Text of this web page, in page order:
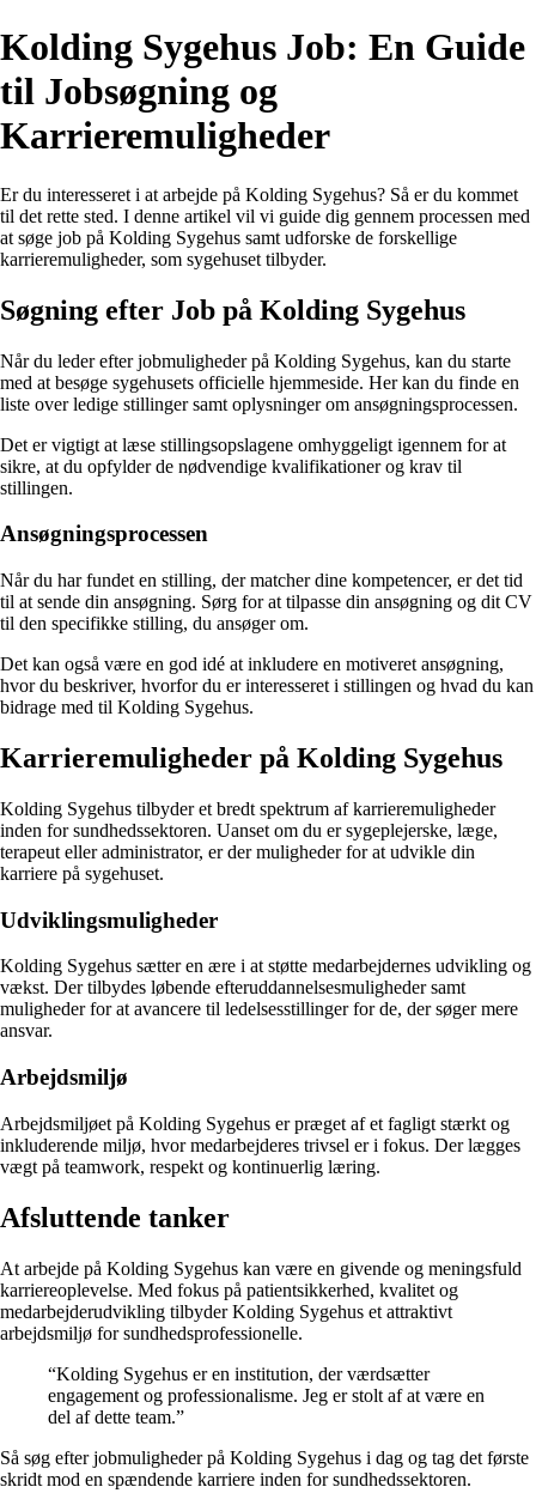
Kolding Sygehus Job: En Guide
til Jobsøgning og
Karrieremuligheder
Er du interesseret i at arbejde på Kolding Sygehus? Så er du kommet
til det rette sted. I denne artikel vil vi guide dig gennem processen med
at søge job på Kolding Sygehus samt udforske de forskellige
karrieremuligheder, som sygehuset tilbyder.
Søgning efter Job på Kolding Sygehus
Når du leder efter jobmuligheder på Kolding Sygehus, kan du starte
med at besøge sygehusets officielle hjemmeside. Her kan du finde en
liste over ledige stillinger samt oplysninger om ansøgningsprocessen.
Det er vigtigt at læse stillingsopslagene omhyggeligt igennem for at
sikre, at du opfylder de nødvendige kvalifikationer og krav til
stillingen.
Ansøgningsprocessen
Når du har fundet en stilling, der matcher dine kompetencer, er det tid
til at sende din ansøgning. Sørg for at tilpasse din ansøgning og dit CV
til den specifikke stilling, du ansøger om.
Det kan også være en god idé at inkludere en motiveret ansøgning,
hvor du beskriver, hvorfor du er interesseret i stillingen og hvad du kan
bidrage med til Kolding Sygehus.
Karrieremuligheder på Kolding Sygehus
Kolding Sygehus tilbyder et bredt spektrum af karrieremuligheder
inden for sundhedssektoren. Uanset om du er sygeplejerske, læge,
terapeut eller administrator, er der muligheder for at udvikle din
karriere på sygehuset.
Udviklingsmuligheder
Kolding Sygehus sætter en ære i at støtte medarbejdernes udvikling og
vækst. Der tilbydes løbende efteruddannelsesmuligheder samt
muligheder for at avancere til ledelsesstillinger for de, der søger mere
ansvar.
Arbejdsmiljø
Arbejdsmiljøet på Kolding Sygehus er præget af et fagligt stærkt og
inkluderende miljø, hvor medarbejderes trivsel er i fokus. Der lægges
vægt på teamwork, respekt og kontinuerlig læring.
Afsluttende tanker
At arbejde på Kolding Sygehus kan være en givende og meningsfuld
karriereoplevelse. Med fokus på patientsikkerhed, kvalitet og
medarbejderudvikling tilbyder Kolding Sygehus et attraktivt
arbejdsmiljø for sundhedsprofessionelle.
“Kolding Sygehus er en institution, der værdsætter
engagement og professionalisme. Jeg er stolt af at være en
del af dette team.”
Så søg efter jobmuligheder på Kolding Sygehus i dag og tag det første
skridt mod en spændende karriere inden for sundhedssektoren.